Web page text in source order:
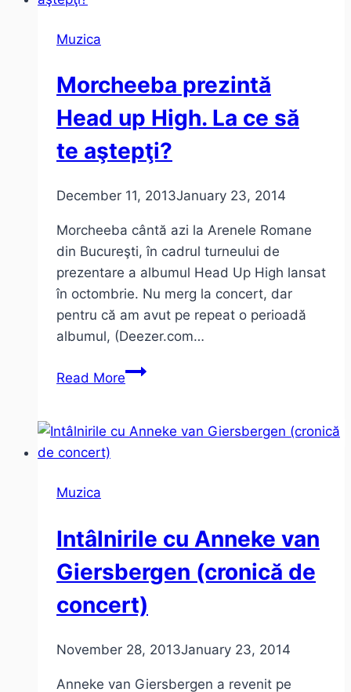
Muzica
Morcheeba prezintă
Head up High. La ce să
te aştepţi?
December 11, 2013January 23, 2014
Morcheeba cântă azi la Arenele Romane
din Bucureşti, în cadrul turneului de
prezentare a albumul Head Up High lansat
în octombrie. Nu merg la concert, dar
pentru că am avut pe repeat o perioadă
albumul, (Deezer.com…
Read MoreMorcheeba
up
te
Muzica
Intâlnirile cu Anneke van
Giersbergen (cronică de
concert)
November 28, 2013January 23, 2014
Anneke van Giersbergen a revenit pe